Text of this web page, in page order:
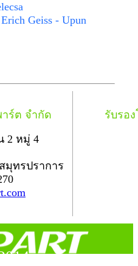
Geiss - Upun
ร์ต จำกัด
2 หมู่ 4
มุทรปราการ
รับรอ